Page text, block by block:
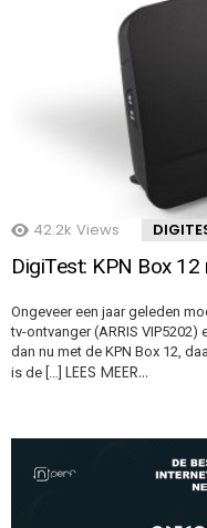
42.2k Views
DigiTest: KPN Box 12
Ongeveer een jaar geleden
tv-ontvanger (ARRIS
dan nu met de KPN Box 12,
is de […] LEES MEER…